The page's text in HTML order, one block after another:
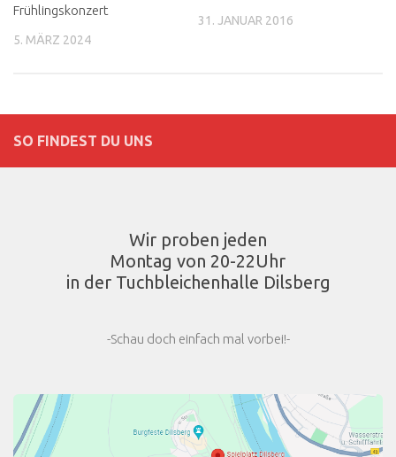
Frühlingskonzert
5. MÄRZ 2024
31. JANUAR 2016
SO FINDEST DU UNS
Wir proben jeden
Montag von 20-22Uhr
in der Tuchbleichenhalle Dilsberg
-Schau doch einfach mal vorbei!-